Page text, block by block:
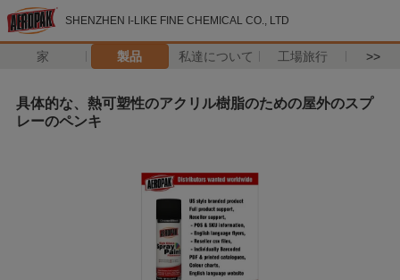
SHENZHEN I-LIKE FINE CHEMICAL CO., LTD
家 製品 私達について 工場旅行 >>
具体的な、熱可塑性のアクリル樹脂のための屋外のスプ
レーのペンキ